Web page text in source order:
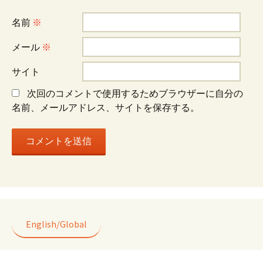
シ
ョ
ン
名前 ※
メール ※
サイト
次回のコメントで使用するためブラウザーに自分の
名前、メールアドレス、サイトを保存する。
English/Global